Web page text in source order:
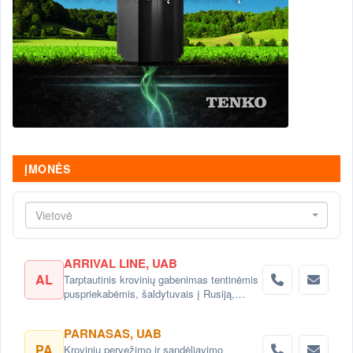
ĮMONĖS
Vietovė
AL
ARRIVAL LINE, UAB
Tarptautinis krovinių gabenimas tentinėmis
puspriekabėmis, šaldytuvais į Rusiją,
PA
PARNASAS, UAB
Krovinių pervežimo ir sandėliavimo